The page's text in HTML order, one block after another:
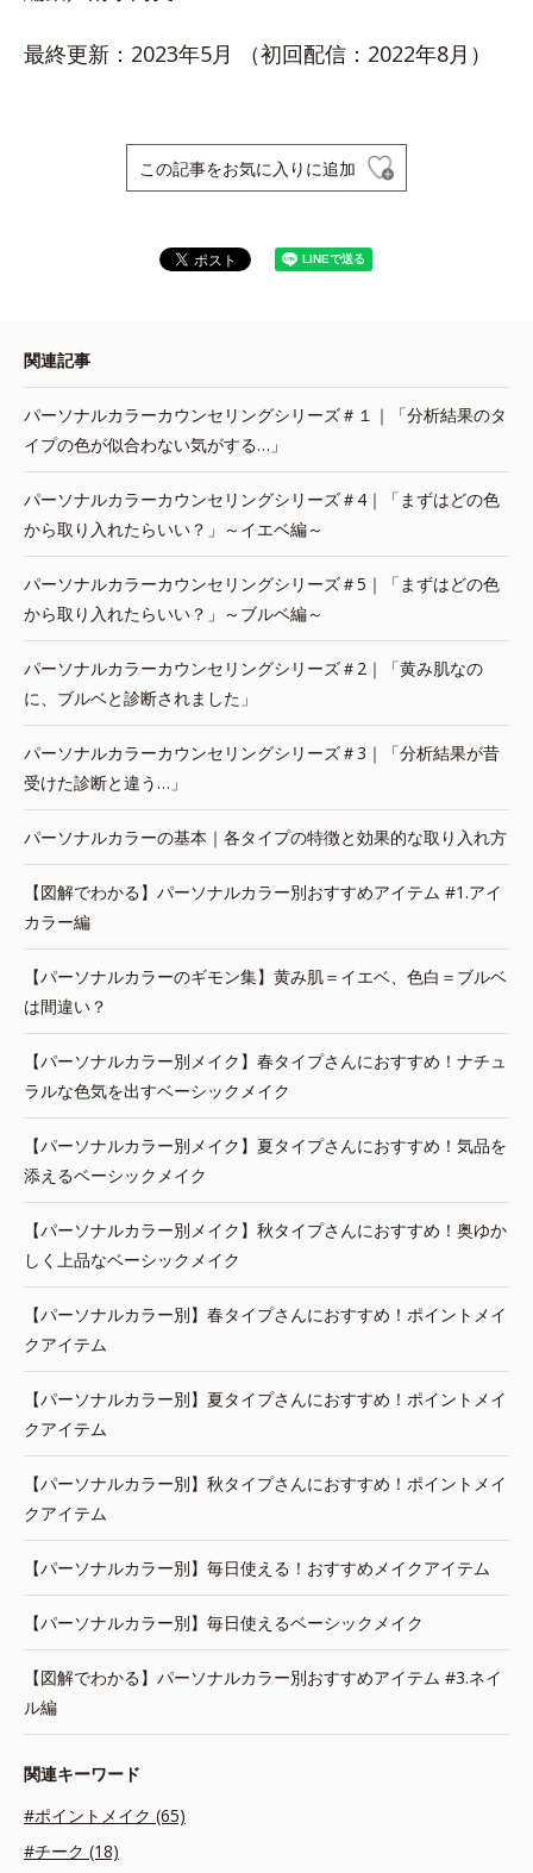
最終更新：2023年5月 （初回配信：2022年8月）
この記事をお気に入りに追加
関連記事
パーソナルカラーカウンセリングシリーズ＃１｜「分析結果のタ
イプの色が似合わない気がする…」
パーソナルカラーカウンセリングシリーズ＃4｜「まずはどの色
から取り入れたらいい？」～イエベ編～
パーソナルカラーカウンセリングシリーズ＃5｜「まずはどの色
から取り入れたらいい？」～ブルベ編～
パーソナルカラーカウンセリングシリーズ＃2｜「黄み肌なの
に、ブルベと診断されました」
パーソナルカラーカウンセリングシリーズ＃3｜「分析結果が昔
受けた診断と違う…」
パーソナルカラーの基本｜各タイプの特徴と効果的な取り入れ方
【図解でわかる】パーソナルカラー別おすすめアイテム #1.アイ
カラー編
【パーソナルカラーのギモン集】黄み肌＝イエベ、色白＝ブルベ
は間違い？
【パーソナルカラー別メイク】春タイプさんにおすすめ！ナチュ
ラルな色気を出すベーシックメイク
【パーソナルカラー別メイク】夏タイプさんにおすすめ！気品を
添えるベーシックメイク
【パーソナルカラー別メイク】秋タイプさんにおすすめ！奥ゆか
しく上品なベーシックメイク
【パーソナルカラー別】春タイプさんにおすすめ！ポイントメイ
クアイテム
【パーソナルカラー別】夏タイプさんにおすすめ！ポイントメイ
クアイテム
【パーソナルカラー別】秋タイプさんにおすすめ！ポイントメイ
クアイテム
【パーソナルカラー別】毎日使える！おすすめメイクアイテム
【パーソナルカラー別】毎日使えるベーシックメイク
【図解でわかる】パーソナルカラー別おすすめアイテム #3.ネイ
ル編
関連キーワード
#ポイントメイク (65)
#チーク (18)